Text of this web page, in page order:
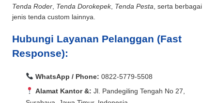
Tenda Roder Tenda Dorokepek, Tenda Pesta , serta berbagai
jenis tenda custom lainnya.
Hubungi Layanan Pelanggan (Fast
Response):
WhatsApp / Phone: 0822-5779-5508
Alamat Kantor &: Jl. Pandegiling Tengah No 27,